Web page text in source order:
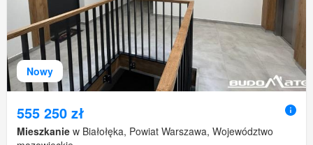
Nowy
555 250 zł
Mieszkanie w Białołęka, Powiat Warszawa, Województwo